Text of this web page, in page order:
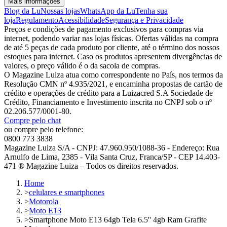
Blog da LuNossas lojasWhatsApp da LuTenha sua
lojaRegulamentoAcessibilidadeSegurança e Privacidade
Preços e condições de pagamento exclusivos para compras via
internet, podendo variar nas lojas físicas. Ofertas válidas na compra
de até 5 peças de cada produto por cliente, até o término dos nossos
estoques para internet. Caso os produtos apresentem divergências de
valores, o preço válido é o da sacola de compras.
O Magazine Luiza atua como correspondente no País, nos termos da
Resolução CMN nº 4.935/2021, e encaminha propostas de cartão de
crédito e operações de crédito para a Luizacred S.A Sociedade de
Crédito, Financiamento e Investimento inscrita no CNPJ sob o nº
02.206.577/0001-80.
Compre pelo chat
ou compre pelo telefone:
0800 773 3838
Magazine Luiza S/A - CNPJ: 47.960.950/1088-36 - Endereço: Rua
Arnulfo de Lima, 2385 - Vila Santa Cruz, Franca/SP - CEP 14.403-
471 ® Magazine Luiza – Todos os direitos reservados.
Home
>celulares e smartphones
>Motorola
>Moto E13
>Smartphone Moto E13 64gb Tela 6.5'' 4gb Ram Grafite